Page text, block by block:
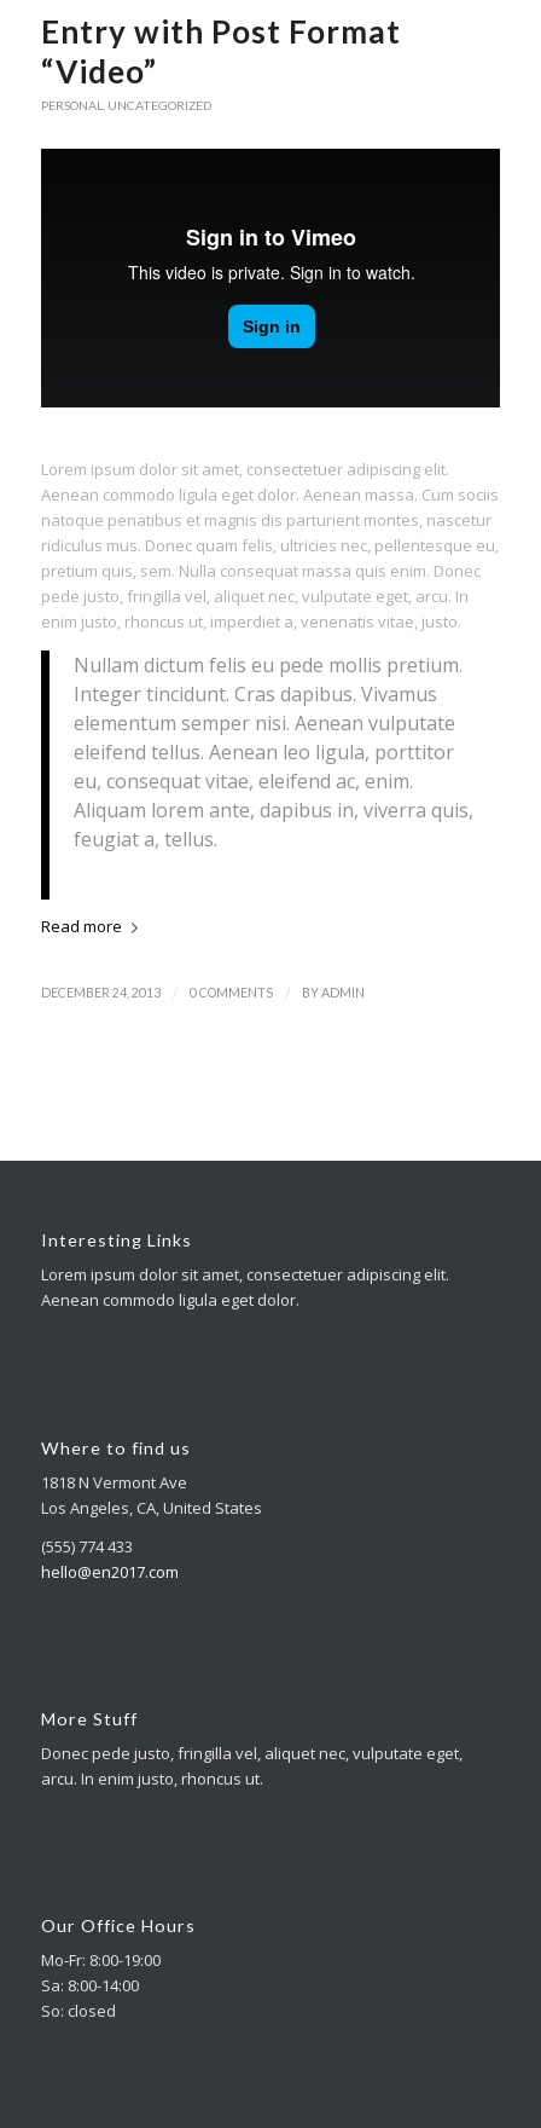
Entry with Post Format
“Video”
PERSONAL UNCATEGORIZED
Lorem ipsum dolor sit amet, consectetuer adipiscing elit.
Aenean commodo ligula eget dolor. Aenean massa. Cum sociis
natoque penatibus et magnis dis parturient montes, nascetur
ridiculus mus. Donec quam felis, ultricies nec, pellentesque eu,
pretium quis, sem. Nulla consequat massa quis enim. Donec
pede justo, fringilla vel, aliquet nec, vulputate eget, arcu. In
enim justo, rhoncus ut, imperdiet a, venenatis vitae, justo.
Nullam dictum felis eu pede mollis pretium.
Integer tincidunt. Cras dapibus. Vivamus
elementum semper nisi. Aenean vulputate
eleifend tellus. Aenean leo ligula, porttitor
eu, consequat vitae, eleifend ac, enim.
Aliquam lorem ante, dapibus in, viverra quis,
feugiat a, tellus.
Read more
DECEMBER 24, 2013 / 0 COMMENTS / BYADMIN
Interesting Links
Lorem ipsum dolor sit amet, consectetuer adipiscing elit.
Aenean commodo ligula eget dolor.
Where to find us
1818 N Vermont Ave
Los Angeles, CA, United States
(555) 774 433
hello@en2017.com
More Stuff
Donec pede justo, fringilla vel, aliquet nec, vulputate eget,
arcu. In enim justo, rhoncus ut.
Our Office Hours
Mo-Fr: 8:00-19:00
Sa: 8:00-14:00
So: closed